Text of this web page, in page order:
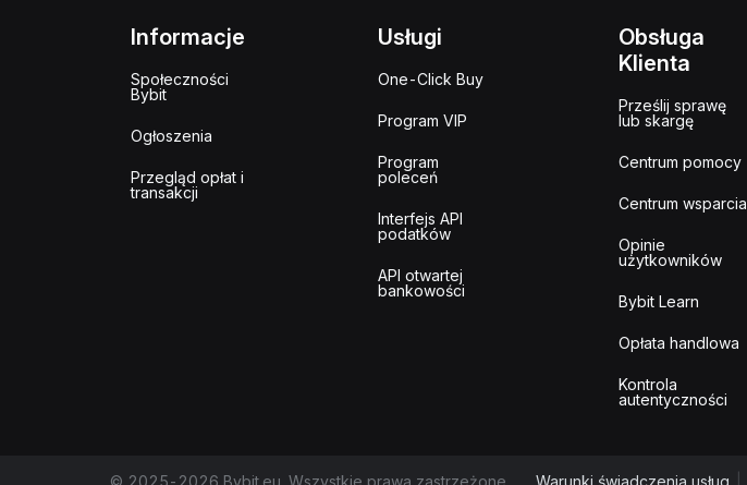
Informacje
Społeczności
Bybit
Ogłoszenia
Przegląd opłat i
transakcji
Usługi
One-Click Buy
Program VIP
Program
poleceń
Interfejs API
podatków
API otwartej
bankowości
Obsługa
Klienta
Prześlij sprawę
lub skargę
Centrum pomocy
Centrum wsparcia
Opinie
użytkowników
Bybit Learn
Opłata handlowa
Kontrola
autentyczności
© 2025-2026 Bybit.eu. Wszystkie prawa zastrzeżone. Warunki świadczenia usług